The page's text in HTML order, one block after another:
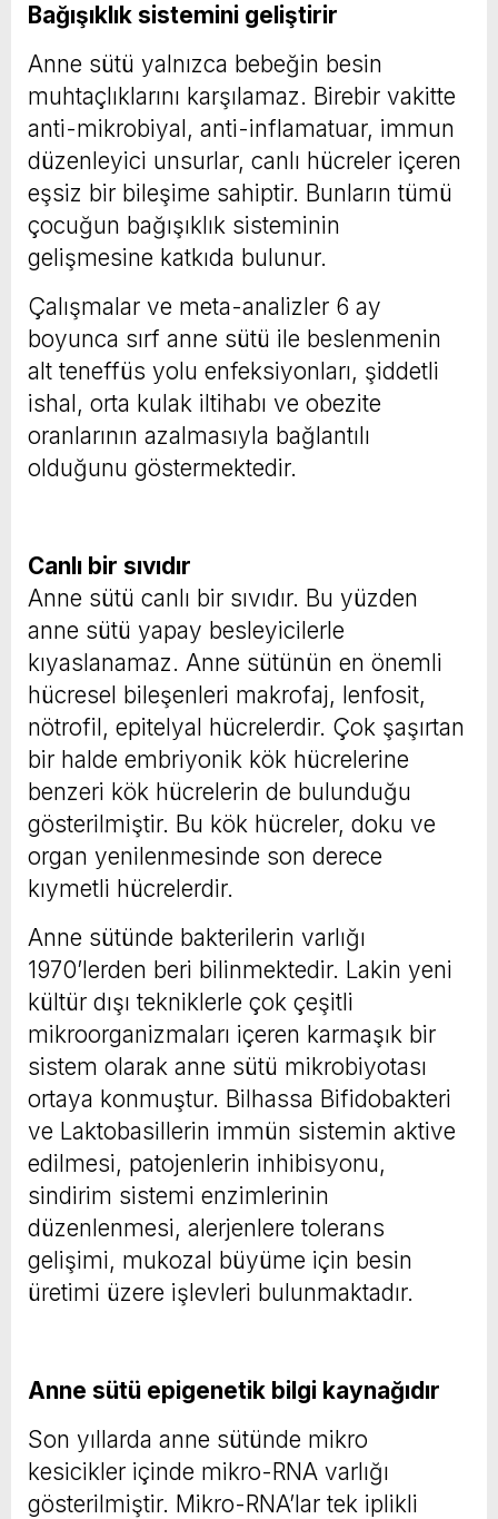
Bağışıklık sistemini geliştirir
Anne sütü yalnızca bebeğin besin
muhtaçlıklarını karşılamaz. Birebir vakitte
anti-mikrobiyal, anti-inflamatuar, immun
düzenleyici unsurlar, canlı hücreler içeren
eşsiz bir bileşime sahiptir. Bunların tümü
çocuğun bağışıklık sisteminin
gelişmesine katkıda bulunur.
Çalışmalar ve meta-analizler 6 ay
boyunca sırf anne sütü ile beslenmenin
alt teneffüs yolu enfeksiyonları, şiddetli
ishal, orta kulak iltihabı ve obezite
oranlarının azalmasıyla bağlantılı
olduğunu göstermektedir.
Canlı bir sıvıdır
Anne sütü canlı bir sıvıdır. Bu yüzden
anne sütü yapay besleyicilerle
kıyaslanamaz. Anne sütünün en önemli
hücresel bileşenleri makrofaj, lenfosit,
nötrofil, epitelyal hücrelerdir. Çok şaşırtan
bir halde embriyonik kök hücrelerine
benzeri kök hücrelerin de bulunduğu
gösterilmiştir. Bu kök hücreler, doku ve
organ yenilenmesinde son derece
kıymetli hücrelerdir.
Anne sütünde bakterilerin varlığı
1970’lerden beri bilinmektedir. Lakin yeni
kültür dışı tekniklerle çok çeşitli
mikroorganizmaları içeren karmaşık bir
sistem olarak anne sütü mikrobiyotası
ortaya konmuştur. Bilhassa Bifidobakteri
ve Laktobasillerin immün sistemin aktive
edilmesi, patojenlerin inhibisyonu,
sindirim sistemi enzimlerinin
düzenlenmesi, alerjenlere tolerans
gelişimi, mukozal büyüme için besin
üretimi üzere işlevleri bulunmaktadır.
Anne sütü epigenetik bilgi kaynağıdır
Son yıllarda anne sütünde mikro
kesicikler içinde mikro-RNA varlığı
gösterilmiştir. Mikro-RNA’lar tek iplikli